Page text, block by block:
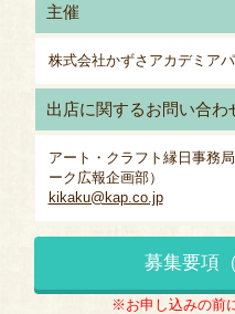
主催
株式会社かずさアカデミア
出店に関するお問い合わ
アート・クラフト縁日事務
ーク広報企画部）
kikaku@kap.co.jp
募集要項
※お申し込みの前